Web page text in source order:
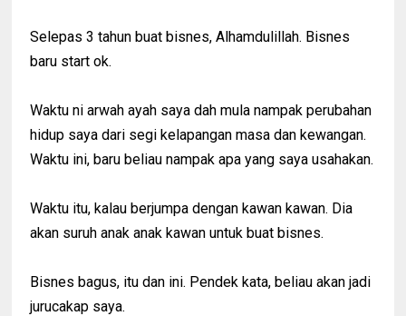
Selepas 3 tahun buat bisnes, Alhamdulillah. Bisnes
baru start ok.
Waktu ni arwah ayah saya dah mula nampak perubahan
hidup saya dari segi kelapangan masa dan kewangan.
Waktu ini, baru beliau nampak apa yang saya usahakan.
Waktu itu, kalau berjumpa dengan kawan kawan. Dia
akan suruh anak anak kawan untuk buat bisnes.
Bisnes bagus, itu dan ini. Pendek kata, beliau akan jadi
jurucakap saya.